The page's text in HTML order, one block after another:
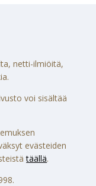
netti-ilmiöitä,
voi sisältää
evästeiden
täällä.